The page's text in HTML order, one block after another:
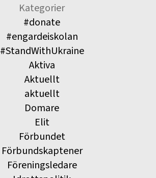
Kategorier
#donate
#engardeiskolan
#StandWithUkraine
Aktiva
Aktuellt
aktuellt
Domare
Elit
Förbundet
Förbundskaptener
Föreningsledare